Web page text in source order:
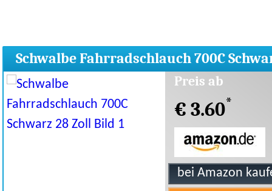
Schwalbe Fahrradschlauch 700C
28 Zoll
Preis ab
€ 3.60*